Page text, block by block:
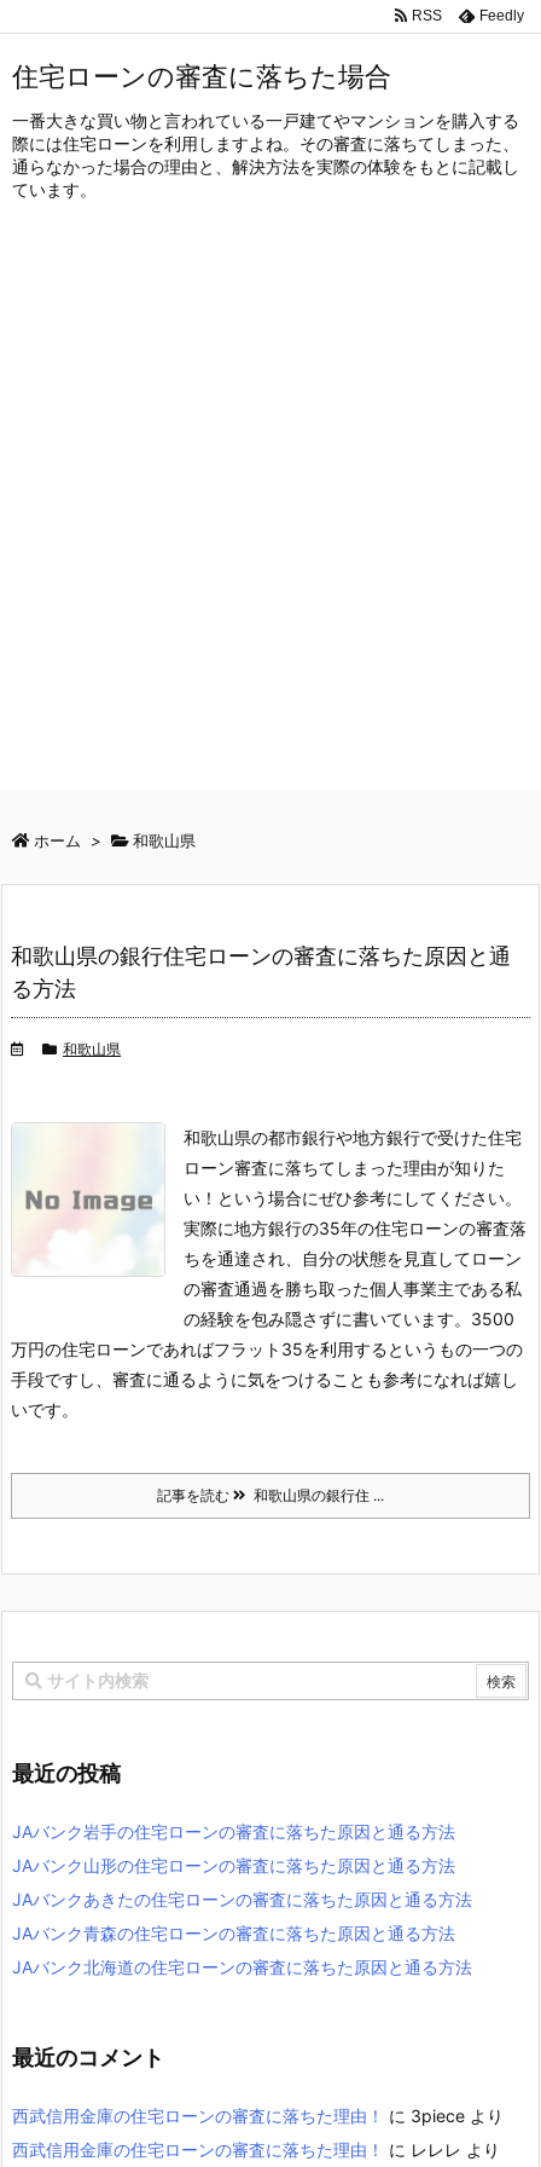
RSS Feedly
住宅ローンの審査に落ちた場合
一番大きな買い物と言われている一戸建てやマンションを購入する
際には住宅ローンを利用しますよね。その審査に落ちてしまった、
通らなかった場合の理由と、解決方法を実際の体験をもとに記載し
ています。
ホーム > 和歌山県
和歌山県の銀行住宅ローンの審査に落ちた原因と通
る方法
和歌山県
和歌山県の都市銀行や地方銀行で受けた住宅
ローン審査に落ちてしまった理由が知りた
い！という場合にぜひ参考にしてください。
実際に地方銀行の35年の住宅ローンの審査落
ちを通達され、自分の状態を見直してローン
の審査通過を勝ち取った個人事業主である私
の経験を包み隠さずに書いています。3500
万円の住宅ローンであればフラット35を利用するというもの一つの
手段ですし、審査に通るように気をつけることも参考になれば嬉し
いです。
記事を読む 和歌山県の銀行住 ...
最近の投稿
JAバンク岩手の住宅ローンの審査に落ちた原因と通る方法
JAバンク山形の住宅ローンの審査に落ちた原因と通る方法
JAバンクあきたの住宅ローンの審査に落ちた原因と通る方法
JAバンク青森の住宅ローンの審査に落ちた原因と通る方法
JAバンク北海道の住宅ローンの審査に落ちた原因と通る方法
最近のコメント
西武信用金庫の住宅ローンの審査に落ちた理由！ に 3piece より
西武信用金庫の住宅ローンの審査に落ちた理由！
に レレレ より